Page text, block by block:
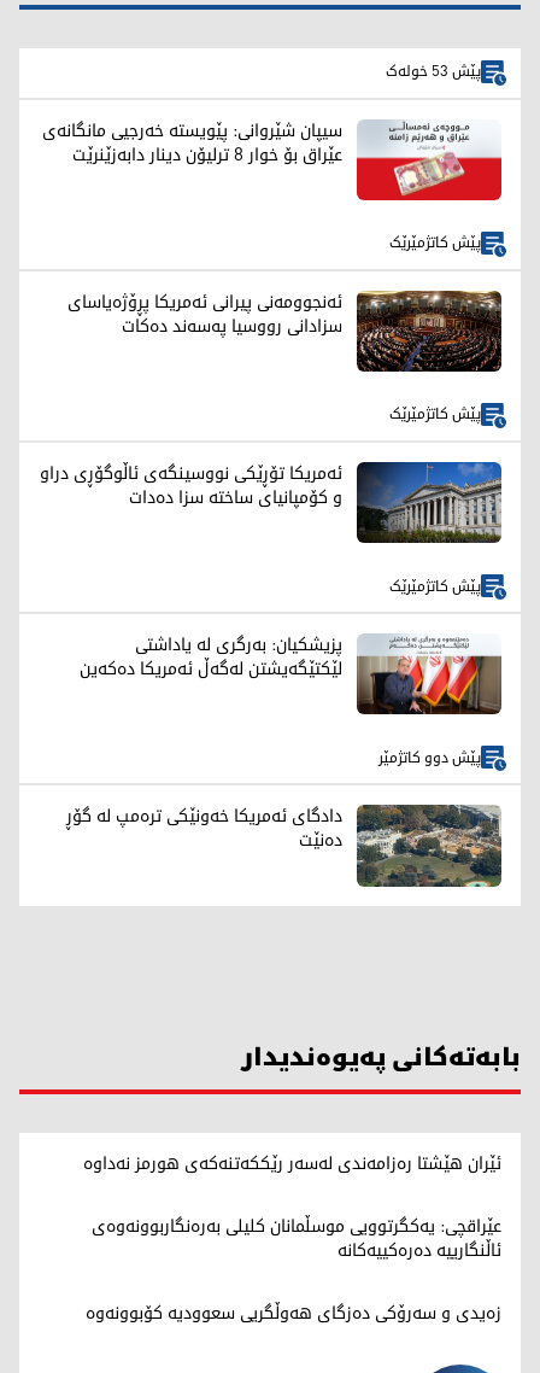
پێش 53 خولەک
سیپان شێروانی: پێویستە خەرجیی مانگانەی
عێراق بۆ خوار 8 ترلیۆن دینار دابەزێنرێت
پێش کاتژمێرێک
ئەنجوومەنی پیرانی ئەمریکا پڕۆژەیاسای
سزادانی رووسیا په‌سه‌ند ده‌كات
پێش کاتژمێرێک
ئەمریکا تۆڕێکی نووسینگەی ئاڵوگۆڕی دراو
و کۆمپانیای ساختە سزا دەدات
پێش کاتژمێرێک
پزیشکیان: بەرگری لە یاداشتی
لێکتێگەیشتن لەگەڵ ئەمریکا دەکەین
پێش دوو کاتژمێر
دادگای ئەمریکا خەونێکی ترەمپ لە گۆڕ
دەنێت
بابەتەکانی پەیوەندیدار
ئێران هێشتا رەزامەندی لەسەر رێککەتنەکەی هورمز نەداوە
عێراقچی: یەکگرتوویی موسڵمانان کلیلی بەرەنگاربوونەوەی
ئاڵنگارییە دەرەکییەکانە
زەیدی و سەرۆکی دەزگای هەوڵگریی سعوودیە کۆبوونەوە